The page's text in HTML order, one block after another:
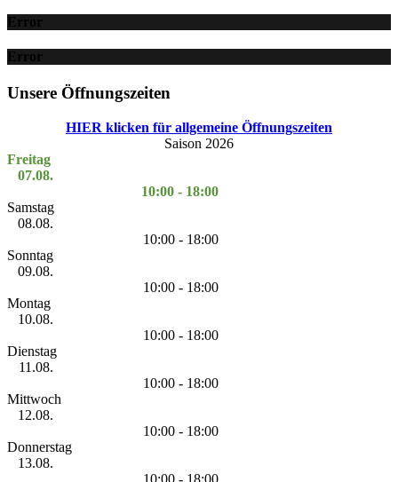
Error
Error
Unsere Öffnungszeiten
HIER klicken für allgemeine Öffnungszeiten
Saison 2026
Freitag
07.08.
10:00 - 18:00
Samstag
08.08.
10:00 - 18:00
Sonntag
09.08.
10:00 - 18:00
Montag
10.08.
10:00 - 18:00
Dienstag
11.08.
10:00 - 18:00
Mittwoch
12.08.
10:00 - 18:00
Donnerstag
13.08.
10:00 - 18:00